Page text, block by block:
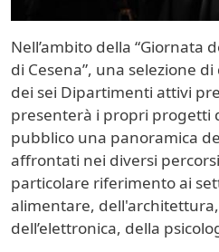
Nell’ambito della “Giornata
di Cesena”, una selezione
dei sei Dipartimenti attivi
presenterà i propri progetti
pubblico una panoramica
affrontati nei diversi
particolare riferimento ai
alimentare,
dell’elettronica, della